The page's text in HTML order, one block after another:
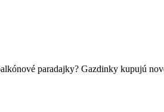
paradajky? Gazdinky kupujú